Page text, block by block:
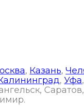
, Казань,
, Уфа,